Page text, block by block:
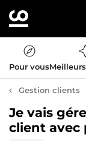
Pour vous
Gestion clients
Je vais
client avec